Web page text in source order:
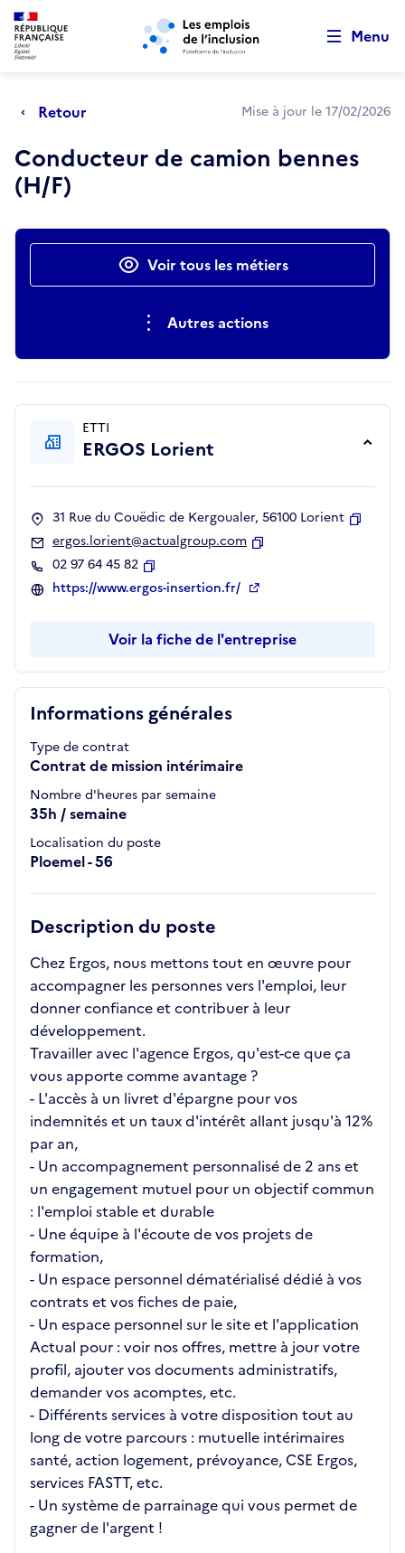
Aller au menu principal Aller au contenu principal
Menu
Retour Mise à jour le 17/02/2026
Conducteur de camion bennes
(H/F)
Actions rapidesVoir tous les métiers
Autres actions
Informations générales
Type de contrat
Contrat de mission intérimaire
Nombre d'heures par semaine
35h / semaine
Localisation du poste
Ploemel - 56
Description du poste
Chez Ergos, nous mettons tout en œuvre pour
accompagner les personnes vers l'emploi, leur
donner confiance et contribuer à leur
développement.
Travailler avec l'agence Ergos, qu'est-ce que ça
vous apporte comme avantage ?
- L'accès à un livret d'épargne pour vos
indemnités et un taux d'intérêt allant jusqu'à 12%
par an,
- Un accompagnement personnalisé de 2 ans et
un engagement mutuel pour un objectif commun
: l'emploi stable et durable
- Une équipe à l'écoute de vos projets de
formation,
- Un espace personnel dématérialisé dédié à vos
contrats et vos fiches de paie,
- Un espace personnel sur le site et l'application
Actual pour : voir nos offres, mettre à jour votre
profil, ajouter vos documents administratifs,
demander vos acomptes, etc.
- Différents services à votre disposition tout au
long de votre parcours : mutuelle intérimaires
santé, action logement, prévoyance, CSE Ergos,
services FASTT, etc.
- Un système de parrainage qui vous permet de
gagner de l'argent !
ETTI
ERGOS Lorient
31 Rue du Couëdic de Kergoualer, 56100 Lorient
ergos.lorient@actualgroup.com
02 97 64 45 82
Copier
https://www.ergos-insertion.fr/
Voir la fiche de l'entreprise
Retour au début de la page
Panneau de gestion des cookies